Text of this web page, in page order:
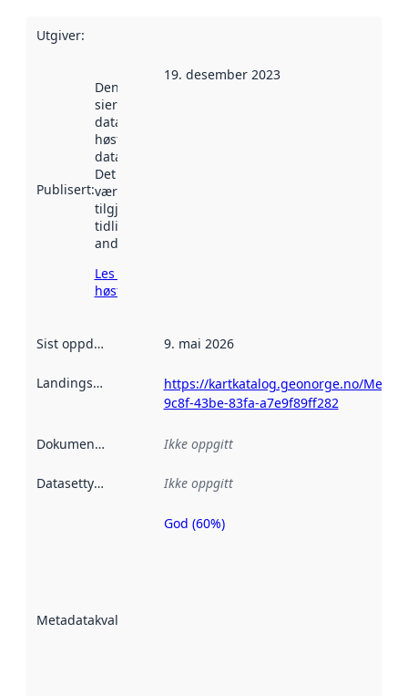
Utgiver:
Publisert:
Denne datoen
sier når
datasettet ble
høstet av
data.norge.no.
Det kan ha
vært
tilgjengelig
tidligere
andre steder.
Les mer om
høsting her
19. desember 2023
Sist oppdatert 9. mai 2026
Landingsside
https://kartkatalog.geonorge.no/
9c8f-43be-83fa-a7e9f89ff282
Dokumentasjon Ikke oppgitt
Datasettype Ikke oppgitt
Metadatakvalitet
Metadatakvalitet
God (60%)